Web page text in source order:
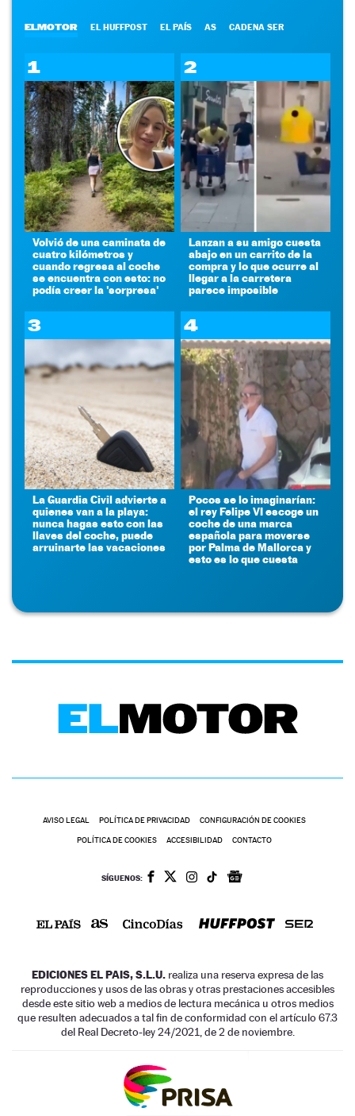
ELMOTOR EL HUFFPOST EL PAÍS AS CADENA SER
1
Volvió de una caminata de
cuatro kilómetros y
cuando regresa al coche
se encuentra con esto: no
podía creer la 'sorpresa'
2
Lanzan a su amigo cuesta
abajo en un carrito de la
compra y lo que ocurre al
llegar a la carretera
parece imposible
3
La Guardia Civil advierte a
quienes van a la playa:
nunca hagas esto con las
llaves del coche, puede
arruinarte las vacaciones
4
Pocos se lo imaginarían:
el rey Felipe VI escoge un
coche de una marca
española para moverse
por Palma de Mallorca y
esto es lo que cuesta
AVISO LEGAL POLÍTICA DE PRIVACIDAD CONFIGURACIÓN DE COOKIES
POLÍTICA DE COOKIES ACCESIBILIDAD CONTACTO
SÍGUENOS:
EDICIONES EL PAIS, S.L.U. realiza una reserva expresa de las
reproducciones y usos de las obras y otras prestaciones accesibles
desde este sitio web a medios de lectura mecánica u otros medios
que resulten adecuados a tal fin de conformidad con el artículo 67.3
del Real Decreto-ley 24/2021, de 2 de noviembre.